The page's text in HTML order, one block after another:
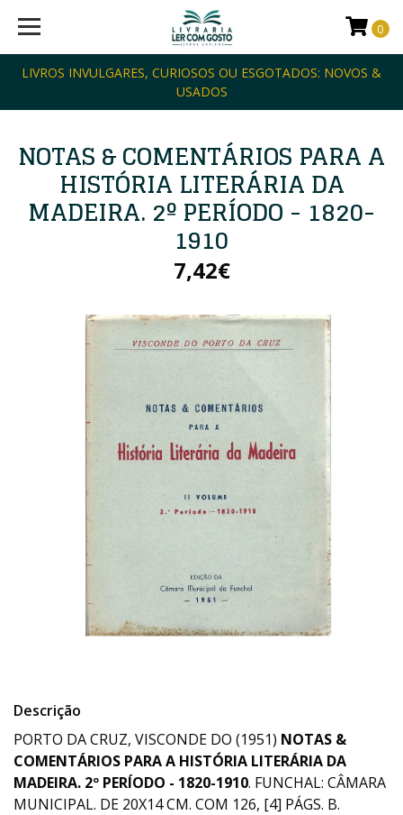
LIVROS INVULGARES, CURIOSOS OU ESGOTADOS: NOVOS &
USADOS
0
NOTAS & COMENTÁRIOS PARA A
HISTÓRIA LITERÁRIA DA
MADEIRA. 2º PERÍODO - 1820-
1910
7,42€
Descrição
PORTO DA CRUZ, VISCONDE DO (1951) NOTAS &
COMENTÁRIOS PARA A HISTÓRIA LITERÁRIA DA
MADEIRA. 2º PERÍODO - 1820-1910. FUNCHAL: CÂMARA
MUNICIPAL. DE 20X14 CM. COM 126, [4] PÁGS. B.